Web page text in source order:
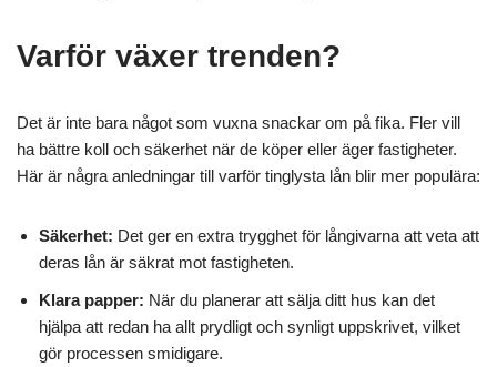
Varför växer trenden?
Det är inte bara något som vuxna snackar om på fika. Fler vill
ha bättre koll och säkerhet när de köper eller äger fastigheter.
Här är några anledningar till varför tinglysta lån blir mer populära:
Säkerhet: Det ger en extra trygghet för långivarna att veta att
deras lån är säkrat mot fastigheten.
Klara papper: När du planerar att sälja ditt hus kan det
hjälpa att redan ha allt prydligt och synligt uppskrivet, vilket
gör processen smidigare.